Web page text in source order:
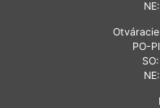
PO-